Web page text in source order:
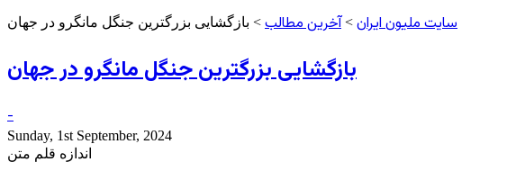
سایت ملیون ایران >آخرین مطالب > بازگشایی بزرگترین جنگل مانگرو در جهان
بازگشایی بزرگترین جنگل مانگرو در جهان
-
Sunday, 1st September, 2024
اندازه قلم متن